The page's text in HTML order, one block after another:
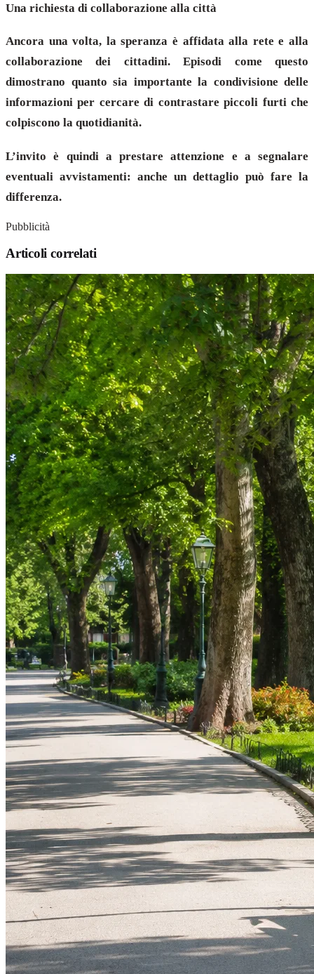
Una richiesta di collaborazione alla città
Ancora una volta, la speranza è affidata alla rete e alla
collaborazione dei cittadini. Episodi come questo
dimostrano quanto sia importante la condivisione delle
informazioni per cercare di contrastare piccoli furti che
colpiscono la quotidianità.
L’invito è quindi a prestare attenzione e a segnalare
eventuali avvistamenti: anche un dettaglio può fare la
differenza.
Pubblicità
Articoli correlati